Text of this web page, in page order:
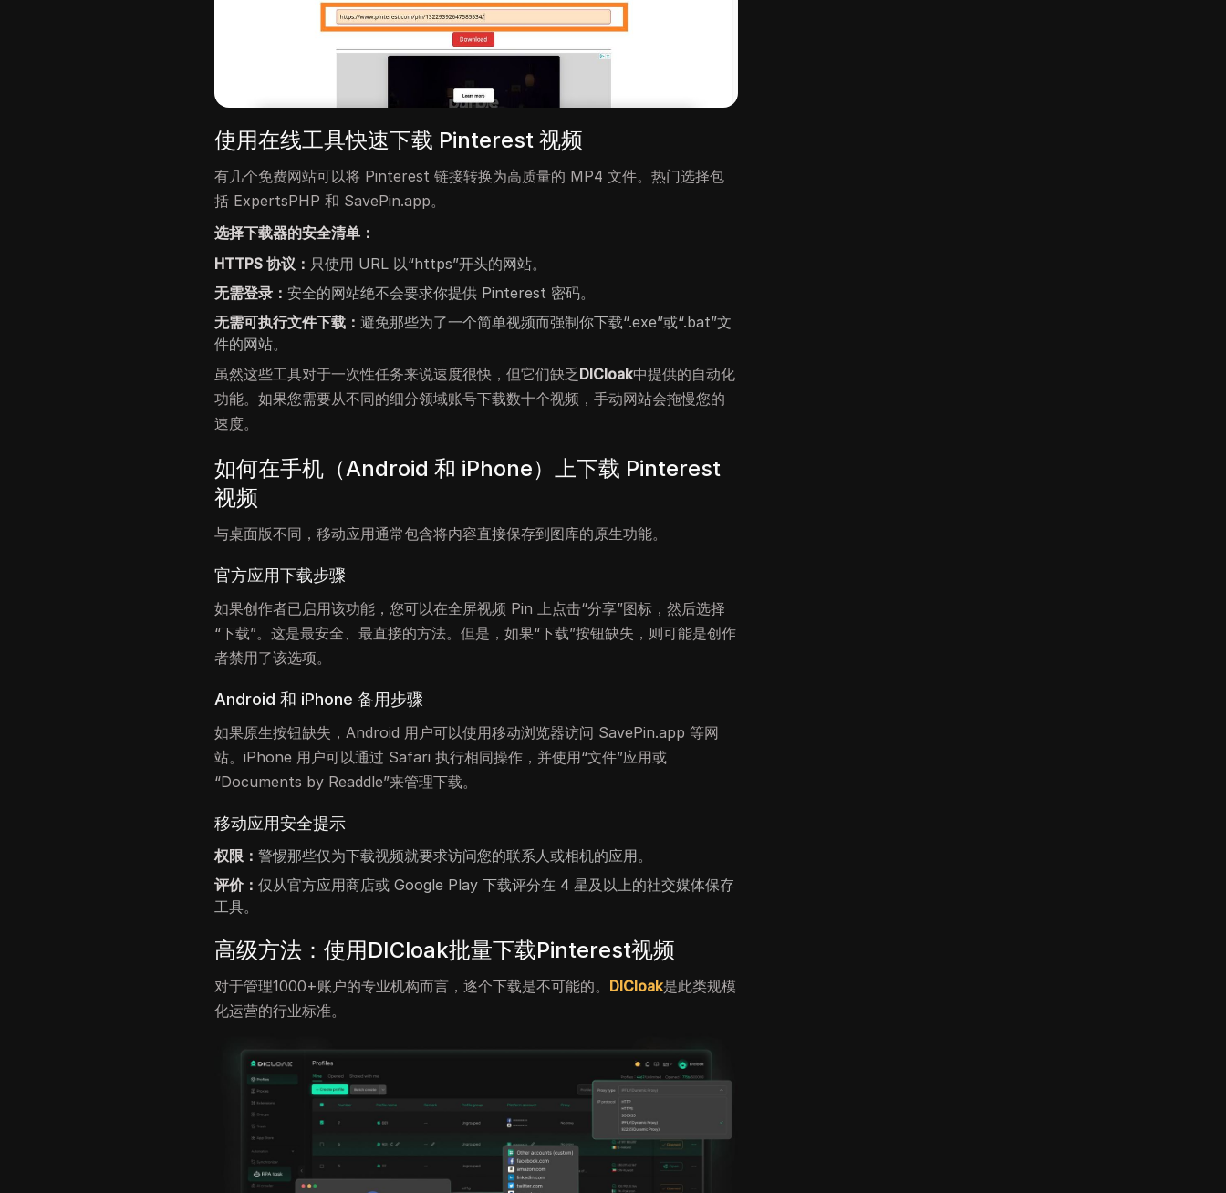
使用在线工具快速下载 Pinterest 视频
有几个免费网站可以将 Pinterest 链接转换为高质量的 MP4 文件。热门选择包
括 ExpertsPHP 和 SavePin.app。
选择下载器的安全清单：
HTTPS 协议： 只使用 URL 以“https”开头的网站。
无需登录：安全的网站绝不会要求你提供 Pinterest 密码。
无需可执行文件下载：避免那些为了一个简单视频而强制你下载“.exe”或“.bat”文
件的网站。
虽然这些工具对于一次性任务来说速度很快，但它们缺乏DICloak中提供的自动化
功能。如果您需要从不同的细分领域账号下载数十个视频，手动网站会拖慢您的
速度。
如何在手机（Android 和 iPhone）上下载 Pinterest
视频
与桌面版不同，移动应用通常包含将内容直接保存到图库的原生功能。
官方应用下载步骤
如果创作者已启用该功能，您可以在全屏视频 Pin 上点击“分享”图标，然后选择
“下载”。这是最安全、最直接的方法。但是，如果“下载”按钮缺失，则可能是创作
者禁用了该选项。
Android 和 iPhone 备用步骤
如果原生按钮缺失，Android 用户可以使用移动浏览器访问 SavePin.app 等网
站。iPhone 用户可以通过 Safari 执行相同操作，并使用“文件”应用或
“Documents by Readdle”来管理下载。
移动应用安全提示
权限：警惕那些仅为下载视频就要求访问您的联系人或相机的应用。
评价：仅从官方应用商店或 Google Play 下载评分在 4 星及以上的社交媒体保存
工具。
高级方法：使用DICloak批量下载Pinterest视频
对于管理1000+账户的专业机构而言，逐个下载是不可能的。 DICloak是此类规模
化运营的行业标准。